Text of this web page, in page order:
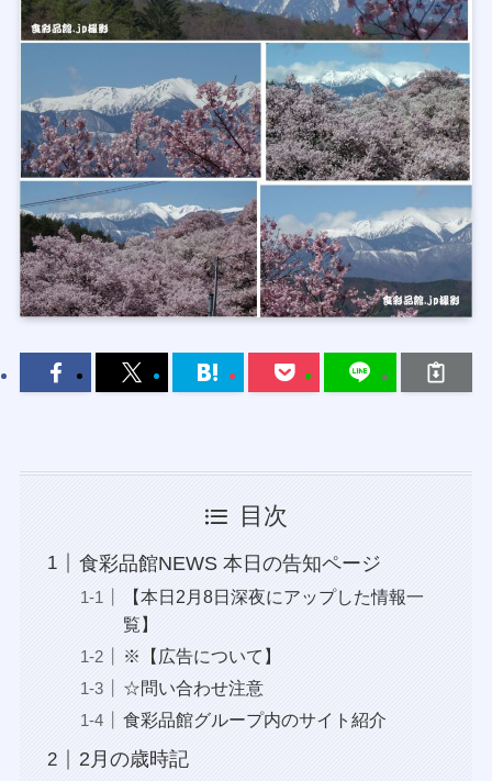
目次
食彩品館NEWS 本日の告知ページ
【本日2月8日深夜にアップした情報一
覧】
※【広告について】
☆問い合わせ注意
食彩品館グループ内のサイト紹介
2月の歳時記